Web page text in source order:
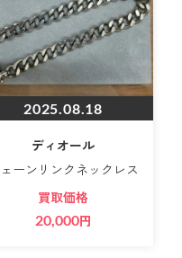
2025.08.18
ディオール
ーンリンクネックレス
買取価格
20,000円